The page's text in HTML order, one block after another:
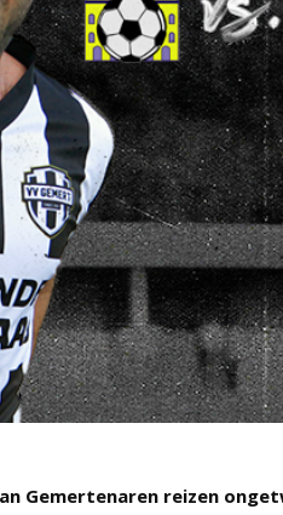
Gemertenaren reizen